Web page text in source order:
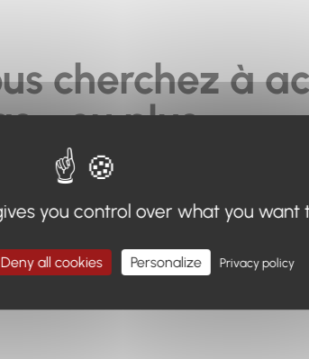
cherchez à
ou plus.
en haut de page, ou à utiliser le menu
Retour à l'accueil
you control over what you want
Deny all cookies Personalize Privacy policy